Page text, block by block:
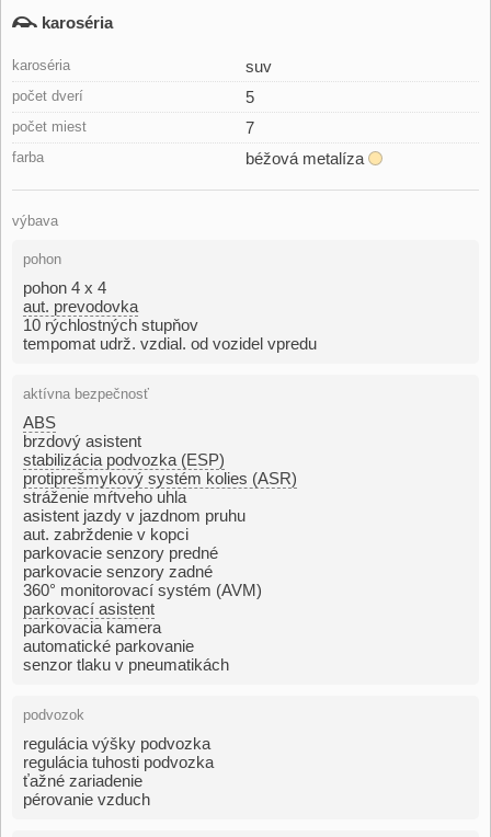
karoséria
karoséria suv
počet dverí 5
počet miest 7
farba béžová metalíza
výbava
pohon
pohon 4 x 4
aut. prevodovka
10 rýchlostných stupňov
tempomat udrž. vzdial. od vozidel vpredu
aktívna bezpečnosť
ABS
brzdový asistent
stabilizácia podvozka (ESP)
protiprešmykový systém kolies (ASR)
stráženie mŕtveho uhla
asistent jazdy v jazdnom pruhu
aut. zabrždenie v kopci
parkovacie senzory predné
parkovacie senzory zadné
360° monitorovací systém (AVM)
parkovací asistent
parkovacia kamera
automatické parkovanie
senzor tlaku v pneumatikách
podvozok
regulácia výšky podvozka
regulácia tuhosti podvozka
ťažné zariadenie
pérovanie vzduch